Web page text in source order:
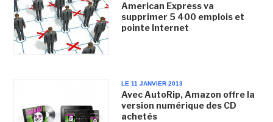
American Express va
supprimer 5 400 emplois et
pointe Internet
LE 11 JANVIER 2013
Avec AutoRip, Amazon offre la
version numérique des CD
achetés